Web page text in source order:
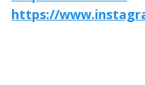
https://